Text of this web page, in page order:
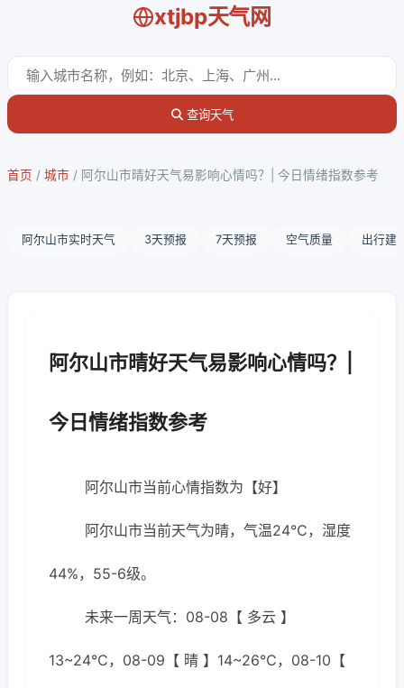
xtjbp天气网
查询天气
首页 / 城市 / 阿尔山市晴好天气易影响心情吗？| 今日情绪指数参考
阿尔山市实时天气 3天预报 7天预报 空气质量 出行建
阿尔山市晴好天气易影响心情吗？|
今日情绪指数参考
阿尔山市当前心情指数为【好】
阿尔山市当前天气为晴，气温24℃，湿度
44%，55-6级。
未来一周天气：08-08【 多云 】
13~24℃，08-09【 晴 】14~26℃，08-10【